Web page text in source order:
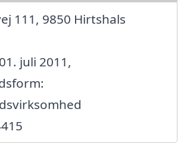
111, 9850 Hirtshals
juli 2011,